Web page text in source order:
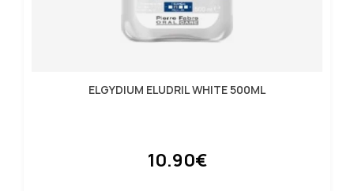
ELGYDIUM ELUDRIL WHITE 500ML
10.90€